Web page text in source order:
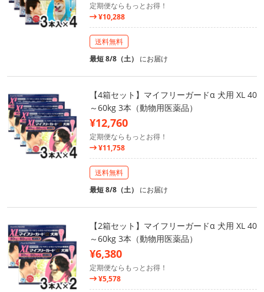
定期便ならもっとお得！
¥10,288
送料無料
最短 8/8（土） にお届け
【4箱セット】マイフリーガードα 犬用 XL 40
～60kg 3本（動物用医薬品）
¥12,760
定期便ならもっとお得！
¥11,758
送料無料
最短 8/8（土） にお届け
【2箱セット】マイフリーガードα 犬用 XL 40
～60kg 3本（動物用医薬品）
¥6,380
定期便ならもっとお得！
¥5,578